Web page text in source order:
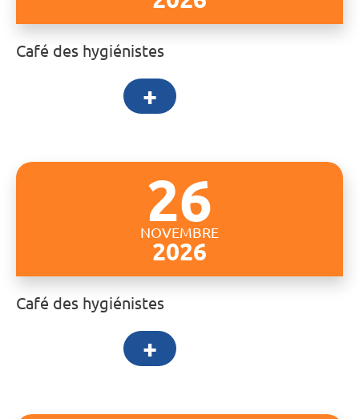
Café des hygiénistes
+
26
NOVEMBRE
2026
Café des hygiénistes
+